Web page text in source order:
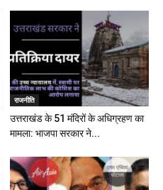
राजनीति
उत्तराखंड के 51 मंदिरों के अधिग्रहण का
मामला: भाजपा सरकार ने...